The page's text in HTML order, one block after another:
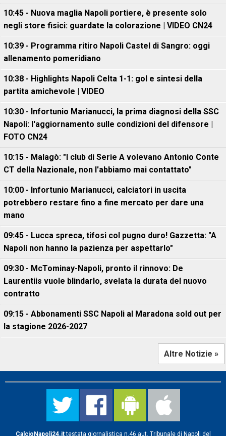
10:45 - Nuova maglia Napoli portiere, è presente solo
negli store fisici: guardate la colorazione | VIDEO CN24
10:39 - Programma ritiro Napoli Castel di Sangro: oggi
allenamento pomeridiano
10:38 - Highlights Napoli Celta 1-1: gol e sintesi della
partita amichevole | VIDEO
10:30 - Infortunio Marianucci, la prima diagnosi della SSC
Napoli: l'aggiornamento sulle condizioni del difensore |
FOTO CN24
10:15 - Malagò: "I club di Serie A volevano Antonio Conte
CT della Nazionale, non l'abbiamo mai contattato"
10:00 - Infortunio Marianucci, calciatori in uscita
potrebbero restare fino a fine mercato per dare una
mano
09:45 - Lucca spreca, tifosi col pugno duro! Gazzetta: "A
Napoli non hanno la pazienza per aspettarlo"
09:30 - McTominay-Napoli, pronto il rinnovo: De
Laurentiis vuole blindarlo, svelata la durata del nuovo
contratto
09:15 - Abbonamenti SSC Napoli al Maradona sold out per
la stagione 2026-2027
Altre Notizie »
CalcioNapoli24.ittestata giornalistica n.46 aut. Tribunale di Napoli del